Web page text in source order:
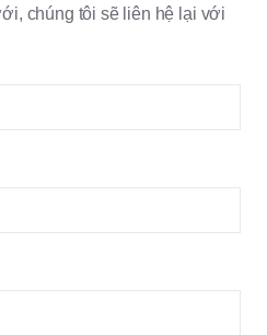
chúng tôi sẽ liên hệ lại với